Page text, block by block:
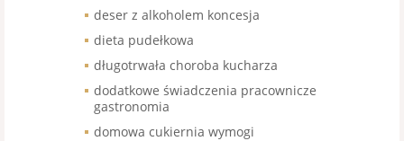
deser z alkoholem koncesja
dieta pudełkowa
długotrwała choroba kucharza
dodatkowe świadczenia pracownicze
gastronomia
domowa cukiernia wymogi